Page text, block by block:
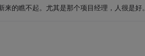
的瞧不起。尤其是那个项目经理，人很是好。